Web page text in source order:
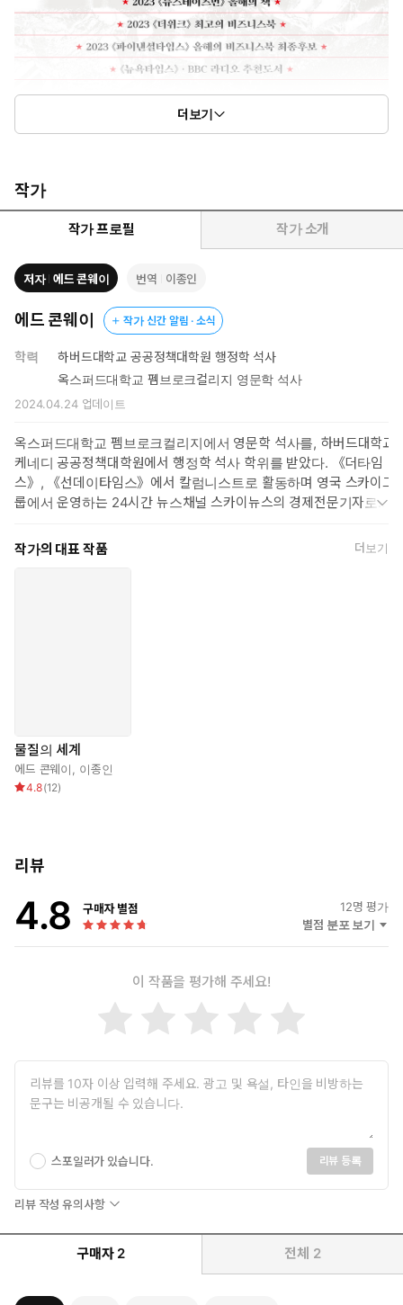
칠레 아타카마 사막에서 기가팩토리 네바다까지,
가장 원시적인 곳에서 발견한 최첨단의 세계
올해의 책
★ 2023 《파이낸셜타임스》 올해의 책 / 2023 《더타임스》 올
해의 책
★ 2023 《더위크》 최고의 비즈니스북
모래, 소금, 철, 구리, 석유, 리튬. 이 여섯 가지 물질은 인류 역사상
가장 중요한 물질로 암흑기에서 현대의 고도로 발달한 사회로 인간
빌딩을 지으며, 생명을 구하는 의약품을 만들지만 우리 대부분은 이
물질이 무엇인지, 우리 삶에 어떤 영향을 미치고 있는지 알지 못한
다.
이(Ed Conway)의 발걸음을 통해 우리가 알지 못했고 볼 수 없었던
물질이 가진 경이로운 세계로 독자들을 안내한다. 무더운 유럽의 가
장 깊은 광산부터 티끌 하나 없는 대만의 반도체 공장, 칠레 아타카
마 사막의 소금호수까지. 물질을 찾아 전 세계 곳곳을 탐험하는 과정
속에 인간의 새로운 미래를 가져다 줄 대체 불가능한 여섯 가지 물
질의 비밀이 밝혀진다.
물질은 어떤 과정을 거쳐 놀랍도록 복잡한 제품으로 탄생할까? 여
섯 가지 물질의 여정이 만들어가는 기적적인 과정과 숨겨진 이야
더보기
작가
작가 프로필 작가 소개
저자 에드 콘웨이 번역 이종인
에드 콘웨이 작가 신간 알림 · 소식
학력
하버드대학교 공공정책대학원 행정학 석사
옥스퍼드대학교 펨브로크컬리지 영문학 석사
2024.04.24업데이트
옥스퍼드대학교 펨브로크컬리지에서 영문학 석사를, 하버드대학교
케네디 공공정책대학원에서 행정학 석사 학위를 받았다. 《더타임
스》, 《선데이타임스》에서 칼럼니스트로 활동하며 영국 스카이그
룹에서 운영하는 24시간 뉴스채널 스카이뉴스의 경제전문기자로 일
번째 책 《위대한 경제》는 영국 출간 즉시 베스트셀러가 되었다.
작가의 대표 작품 더보기
물질의 세계
에드 콘웨이 이종인
4.8(12)
리뷰
4.8 구매자 별점 12명 평가
별점 분포 보기
이 작품을 평가해 주세요!
스포일러가 있습니다. 리뷰 등록
리뷰 작성 유의사항
구매자 2 전체 2